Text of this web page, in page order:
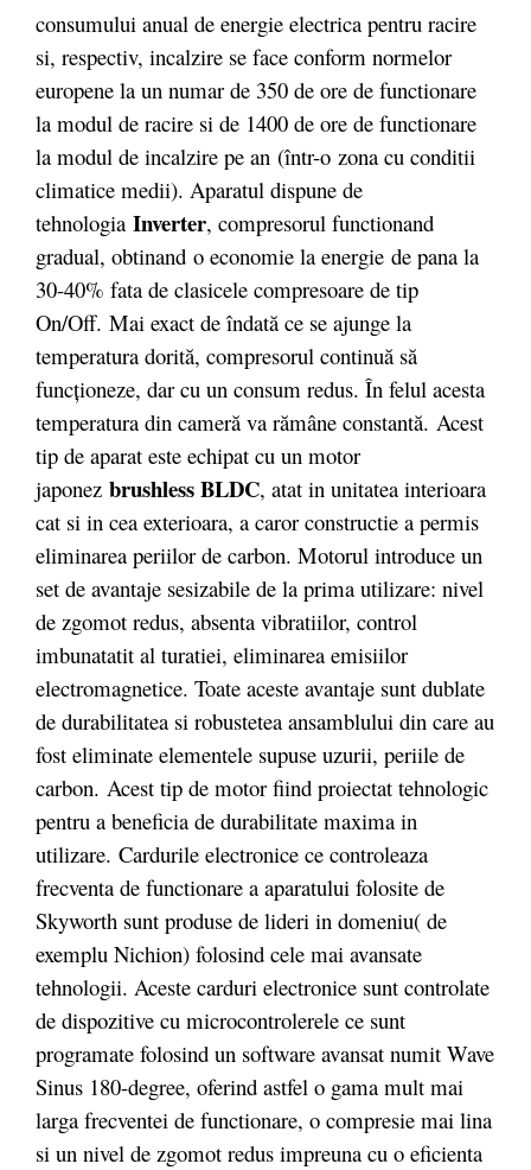
consumului anual de energie electrica pentru racire
si, respectiv, incalzire se face conform normelor
europene la un numar de 350 de ore de functionare
la modul de racire si de 1400 de ore de functionare
la modul de incalzire pe an (într-o zona cu conditii
climatice medii). Aparatul dispune de
tehnologia Inverter, compresorul functionand
gradual, obtinand o economie la energie de pana la
30-40% fata de clasicele compresoare de tip
On/Off. Mai exact de îndată ce se ajunge la
temperatura dorită, compresorul continuă să
funcționeze, dar cu un consum redus. În felul acesta
temperatura din cameră va rămâne constantă. Acest
tip de aparat este echipat cu un motor
japonez brushless BLDC, atat in unitatea interioara
cat si in cea exterioara, a caror constructie a permis
eliminarea periilor de carbon. Motorul introduce un
set de avantaje sesizabile de la prima utilizare: nivel
de zgomot redus, absenta vibratiilor, control
imbunatatit al turatiei, eliminarea emisiilor
electromagnetice. Toate aceste avantaje sunt dublate
de durabilitatea si robustetea ansamblului din care au
fost eliminate elementele supuse uzurii, periile de
carbon. Acest tip de motor fiind proiectat tehnologic
pentru a beneficia de durabilitate maxima in
utilizare. Cardurile electronice ce controleaza
frecventa de functionare a aparatului folosite de
Skyworth sunt produse de lideri in domeniu( de
exemplu Nichion) folosind cele mai avansate
tehnologii. Aceste carduri electronice sunt controlate
de dispozitive cu microcontrolerele ce sunt
programate folosind un software avansat numit Wave
Sinus 180-degree, oferind astfel o gama mult mai
larga frecventei de functionare, o compresie mai lina
si un nivel de zgomot redus impreuna cu o eficienta